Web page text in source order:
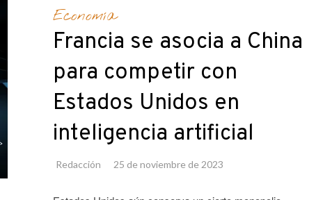
Economía
Francia se asocia a China
para competir con
Estados Unidos en
inteligencia artificial
Redacción 25 de noviembre de 2023